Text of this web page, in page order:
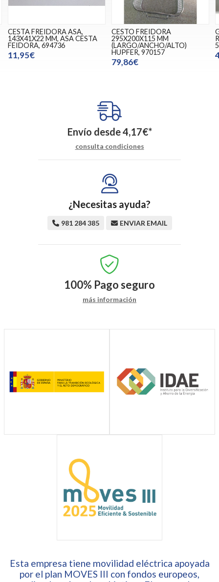
CESTA FREIDORA ASA,
143X41X22 MM, ASA CESTA
FEIDORA, 694736
11,95€
CESTO FREIDORA
295X200X115 MM
(LARGO/ANCHO/ALTO)
HUPFER, 970157
79,86€
Envío desde4,17€*
consulta condiciones
¿Necesitas ayuda?
981 284 385 ENVIAR EMAIL
100% Pago seguro
más información
Esta empresa tiene movilidad eléctrica apoyada
por el plan MOVES III con fondos europeos,